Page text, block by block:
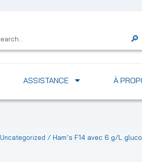
ASSISTANCE À
Uncategorized / Ham’s F14 avec 6 g/L